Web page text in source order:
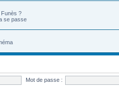
Funès ?
se passe
Mot de passe :